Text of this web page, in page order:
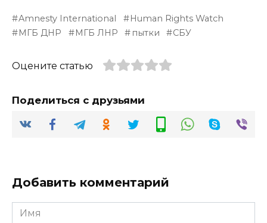
Amnesty International
Human Rights Watch
МГБ ДНР
МГБ ЛНР пытки СБУ
Оцените статью
Поделиться с друзьями
Добавить комментарий
Имя